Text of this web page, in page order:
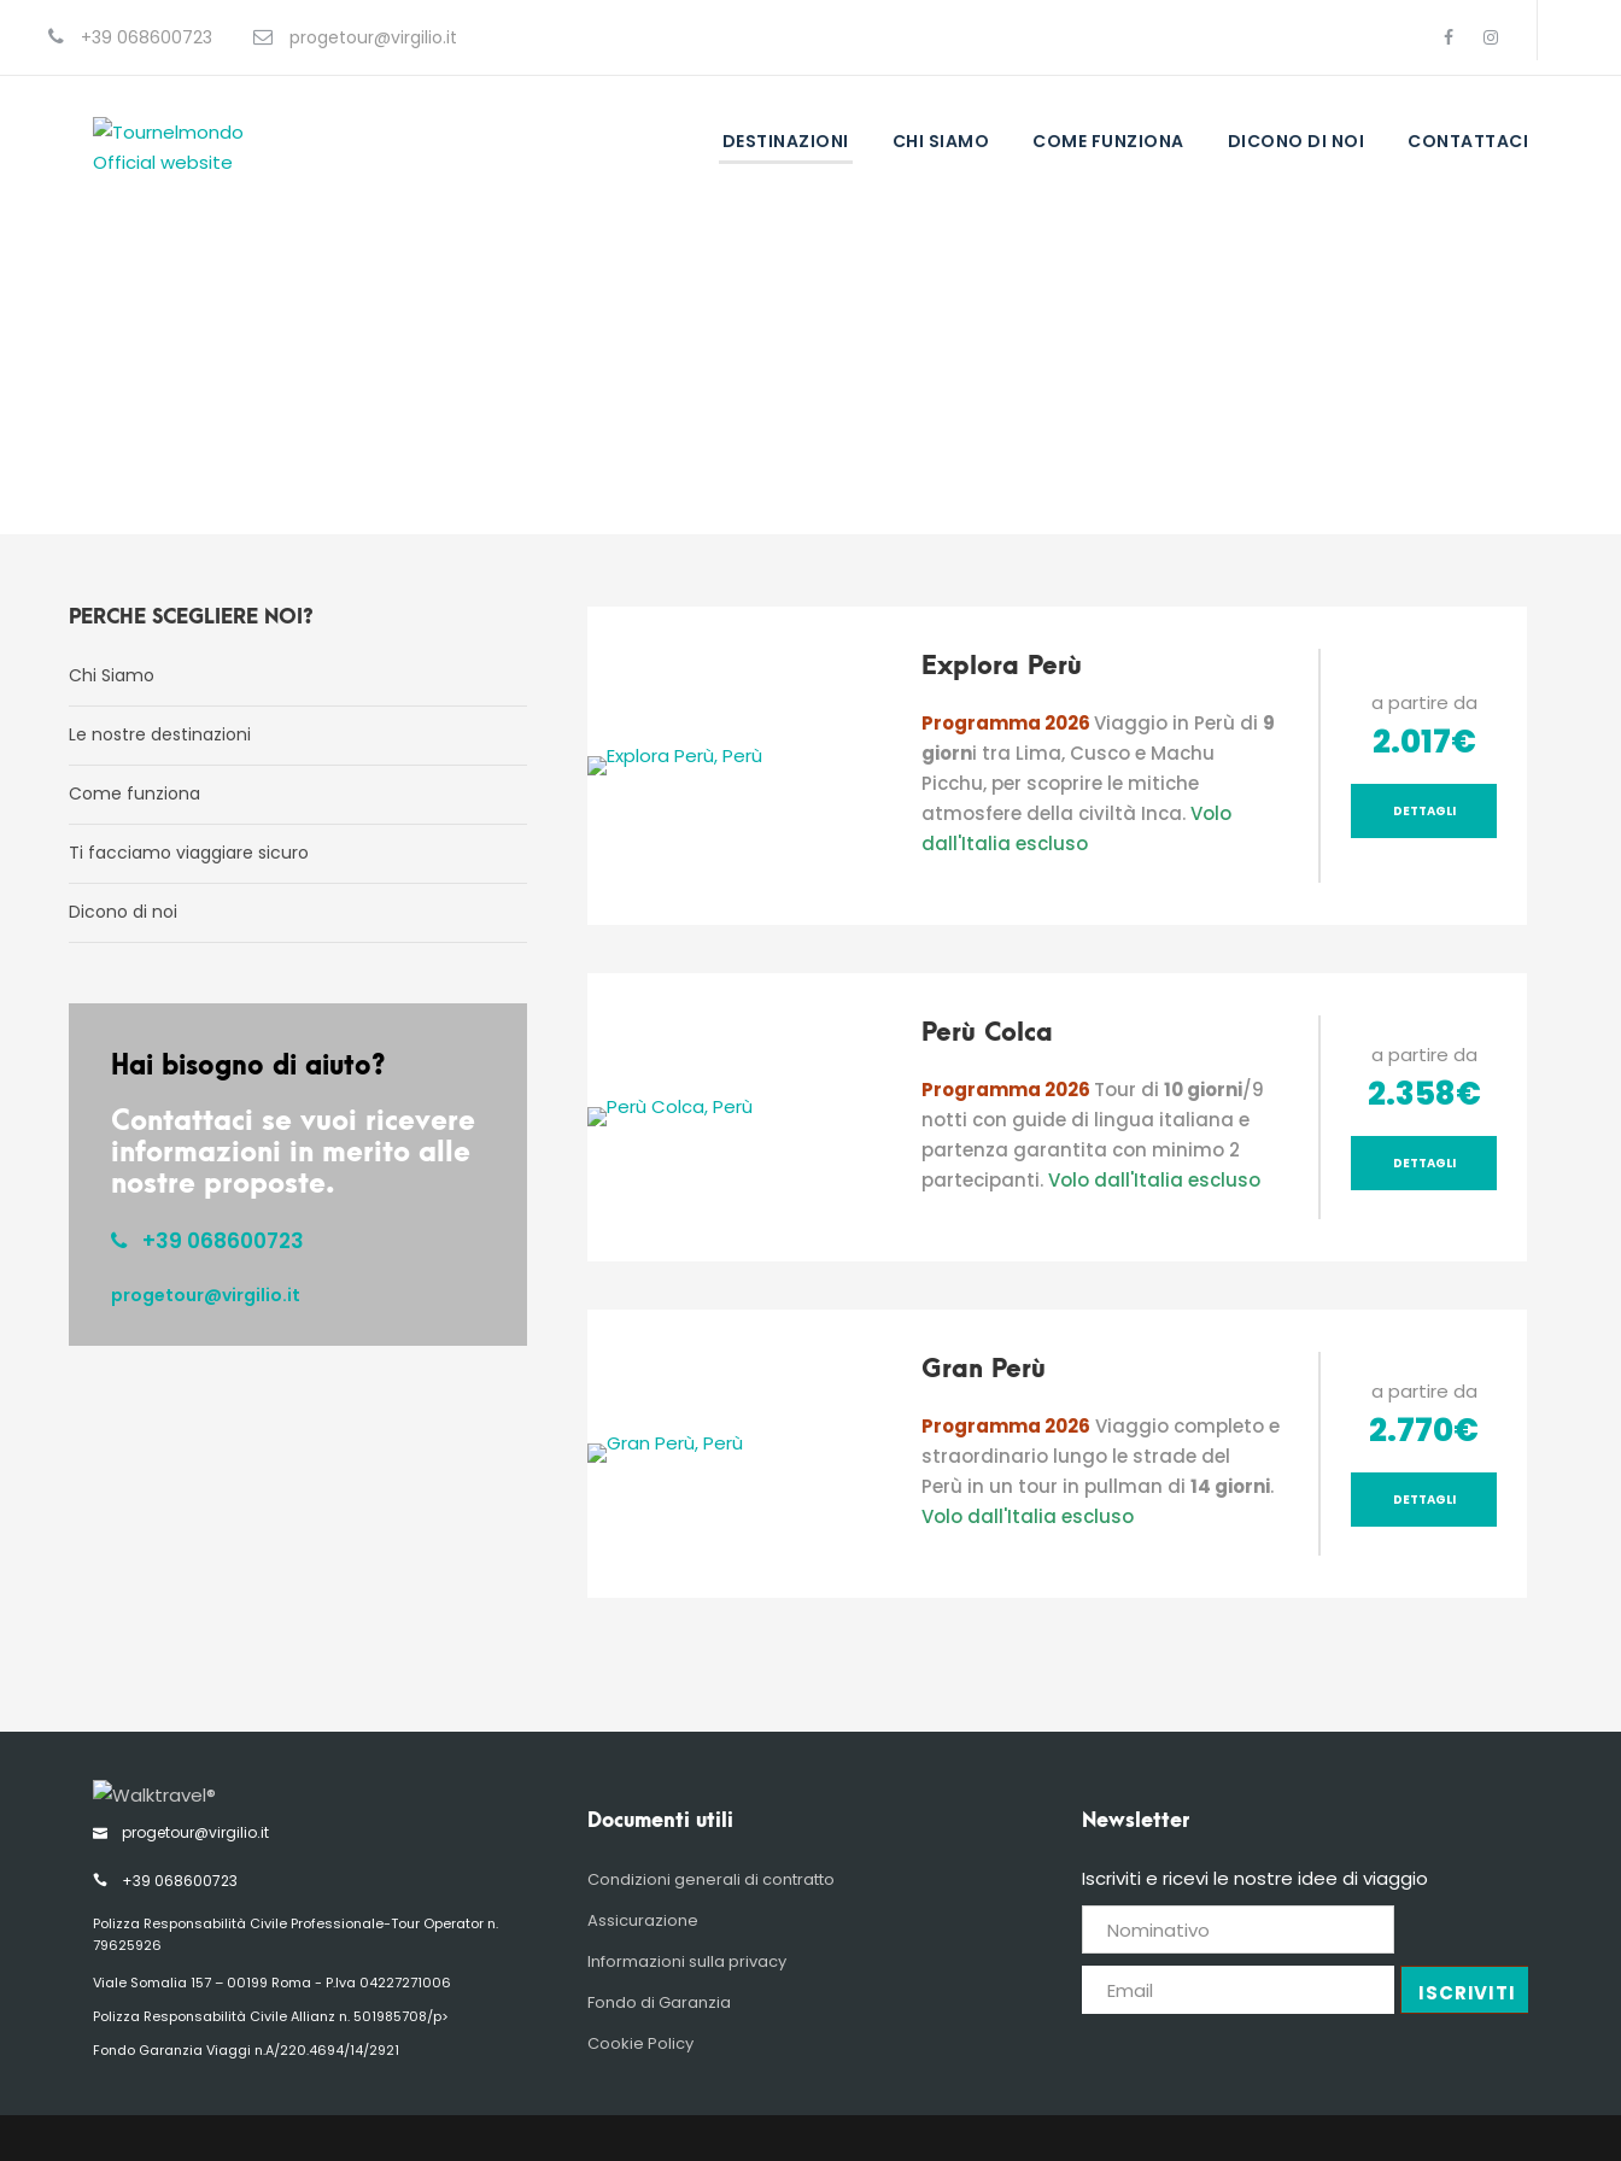
+39 068600723 progetour@virgilio.it
DESTINAZIONI CHI SIAMO COME FUNZIONA DICONO DI NOI CONTATTACI
Explora Perù
Programma 2026Viaggio in Perù di 9
giorni tra Lima, Cusco e Machu
Picchu, per scoprire le mitiche
atmosfere della civiltà Inca.Volo
dall'Italia escluso
a partire da
2.017€
DETTAGLI
Perù Colca
Programma 2026 Tour di 10 giorni/9
notti con guide di lingua italiana e
partenza garantita con minimo 2
partecipanti.Volo dall'Italia escluso
a partire da
2.358€
DETTAGLI
Gran Perù
Programma 2026 Viaggiocompleto e
straordinario lungo le strade del
Perù in un tour in pullman di 14 giorni.
Volo dall'Italia escluso
a partire da
2.770€
DETTAGLI
PERCHÈ SCEGLIERE NOI?
Chi Siamo
Le nostre destinazioni
Come funziona
Ti facciamo viaggiare sicuro
Dicono di noi
Hai bisogno di aiuto?
Contattaci se vuoi ricevere
informazioni in merito alle
nostre proposte.
+39 068600723
progetour@virgilio.it
progetour@virgilio.it
+39 068600723
Polizza Responsabilità Civile Professionale-Tour Operator n.
79625926
Viale Somalia 157 – 00199 Roma - P.Iva 04227271006
Polizza Responsabilità Civile Allianz n. 501985708/p>
Fondo Garanzia Viaggi n.A/220.4694/14/2921
Documenti utili
Condizioni generali di contratto
Assicurazione
Informazioni sulla privacy
Fondo di Garanzia
Cookie Policy
Newsletter
Iscriviti e ricevi le nostre idee di viaggio